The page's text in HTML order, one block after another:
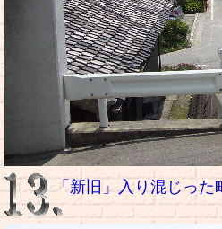
「新旧」入り混じった